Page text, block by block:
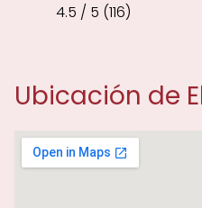
4.5 / 5 (116)
Ubicación de